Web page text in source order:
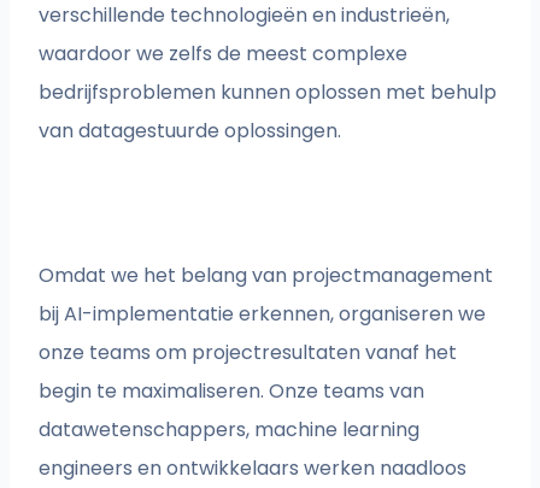
verschillende technologieën en industrieën,
waardoor we zelfs de meest complexe
bedrijfsproblemen kunnen oplossen met behulp
van datagestuurde oplossingen.
Omdat we het belang van projectmanagement
bij AI-implementatie erkennen, organiseren we
onze teams om projectresultaten vanaf het
begin te maximaliseren. Onze teams van
datawetenschappers, machine learning
engineers en ontwikkelaars werken naadloos